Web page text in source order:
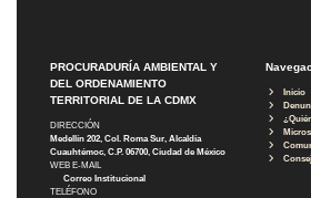
PROCURADURÍA AMBIENTAL Y
DEL ORDENAMIENTO
TERRITORIAL DE LA CDMX
DIRECCIÓN
Medellín 202, Col. Roma Sur, Alcaldía
Cuauhtémoc, C.P. 06700, Ciudad de México
WEB E-MAIL
Correo Institucional
TELÉFONO
Inicio